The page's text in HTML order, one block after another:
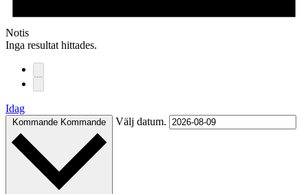
Notis
Inga resultat hittades.
Idag
Kommande Kommande Välj datum.